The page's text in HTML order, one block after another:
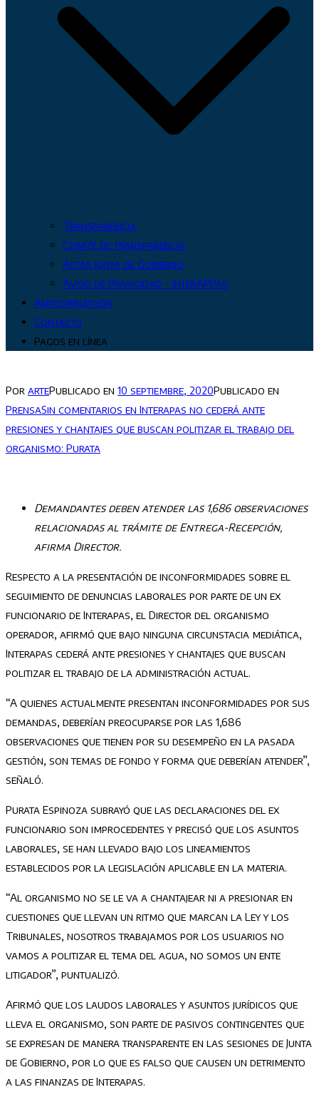
Transparencia
Comité de transparencia
Actas Junta de Gobierno
Aviso de Privacidad – InterAPPas
Anticorrupción
Contacto
Pagos en línea
Por artePublicado en 10 septiembre, 2020Publicado en
PrensaSin comentarios en Interapas no cederá ante
presiones y chantajes que buscan politizar el trabajo del
organismo: Purata
Demandantes deben atender las 1,686 observaciones
relacionadas al trámite de Entrega-Recepción,
afirma Director.
Respecto a la presentación de inconformidades sobre el
seguimiento de denuncias laborales por parte de un ex
funcionario de Interapas, el Director del organismo
operador, afirmó que bajo ninguna circunstacia mediática,
Interapas cederá ante presiones y chantajes que buscan
politizar el trabajo de la administración actual.
“A quienes actualmente presentan inconformidades por sus
demandas, deberían preocuparse por las 1,686
observaciones que tienen por su desempeño en la pasada
gestión, son temas de fondo y forma que deberían atender”,
señaló.
Purata Espinoza subrayó que las declaraciones del ex
funcionario son improcedentes y precisó que los asuntos
laborales, se han llevado bajo los lineamientos
establecidos por la legislación aplicable en la materia.
“Al organismo no se le va a chantajear ni a presionar en
cuestiones que llevan un ritmo que marcan la Ley y los
Tribunales, nosotros trabajamos por los usuarios no
vamos a politizar el tema del agua, no somos un ente
litigador”, puntualizó.
Afirmó que los laudos laborales y asuntos jurídicos que
lleva el organismo, son parte de pasivos contingentes que
se expresan de manera transparente en las sesiones de Junta
de Gobierno, por lo que es falso que causen un detrimento
a las finanzas de Interapas.